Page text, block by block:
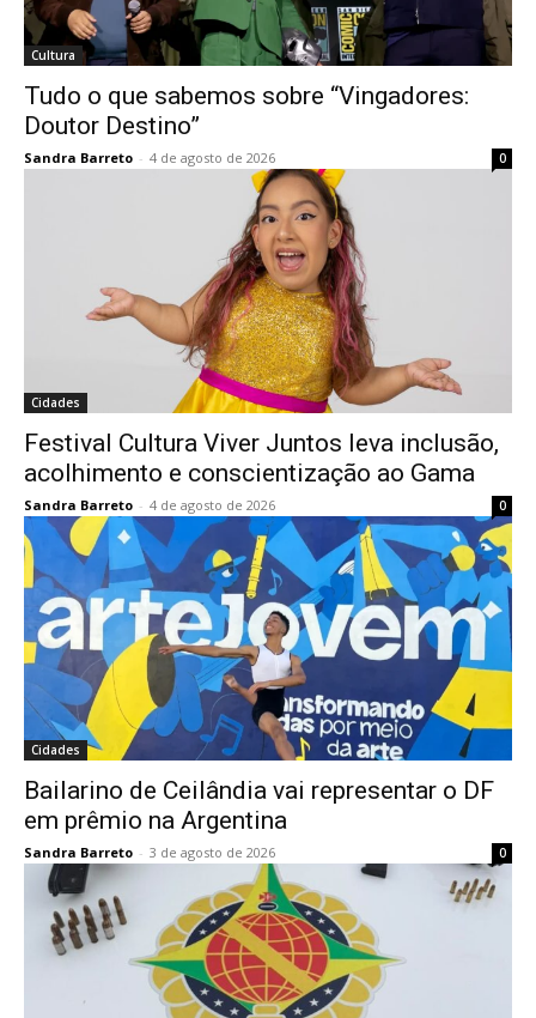
Cultura
Tudo o que sabemos sobre “Vingadores:
Doutor Destino”
Sandra Barreto - 4 de agosto de 2026 0
Cidades
Festival Cultura Viver Juntos leva inclusão,
acolhimento e conscientização ao Gama
Sandra Barreto - 4 de agosto de 2026 0
Cidades
Bailarino de Ceilândia vai representar o DF
em prêmio na Argentina
Sandra Barreto - 3 de agosto de 2026 0